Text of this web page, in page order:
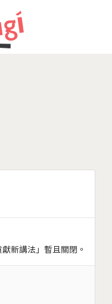
新講法」暫且關閉。